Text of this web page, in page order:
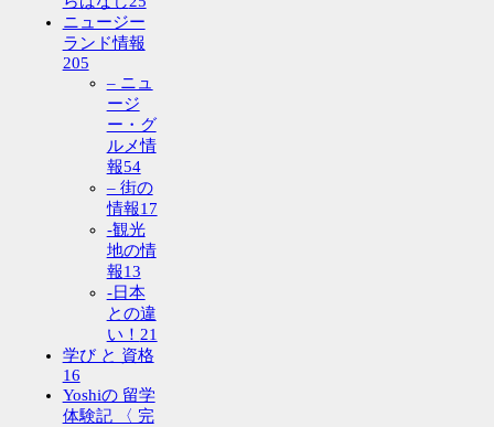
ニュージー
ランド情報
205
– ニュ
ージ
ー・グ
ルメ情
報54
– 街の
情報17
-観光
地の情
報13
-日本
との違
い！ 21
学び と 資格
16
Yoshiの 留学
体験記 〈 完